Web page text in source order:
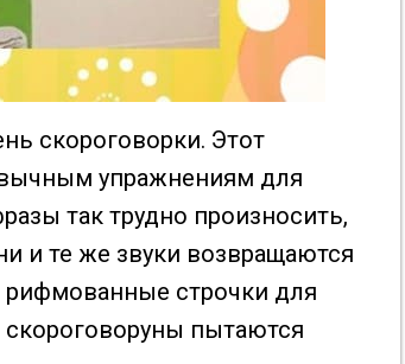
скороговорки. Этот
упражнениям для
так трудно произносить,
и те же звуки возвращаются
строчки для
пытаются